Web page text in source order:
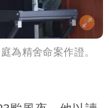
為精舍命案作證。